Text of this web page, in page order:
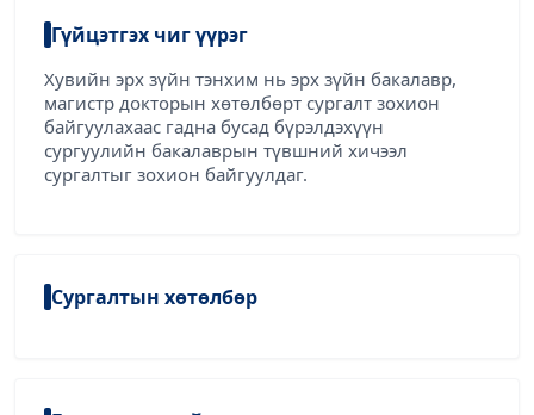
Гүйцэтгэх чиг үүрэг
Хувийн эрх зүйн тэнхим нь эрх зүйн бакалавр,
магистр докторын хөтөлбөрт сургалт зохион
байгуулахаас гадна бусад бүрэлдэхүүн
сургуулийн бакалаврын түвшний хичээл
сургалтыг зохион байгуулдаг.
Сургалтын хөтөлбөр